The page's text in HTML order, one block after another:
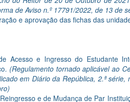
de Aviso n.º 17791/2022, de 13 de
e aprovação das fichas das
Acesso e Ingresso do Estudante
(Regulamento tornado aplicável ao
em Diário da República, 2.ª
e de Mudança de Par